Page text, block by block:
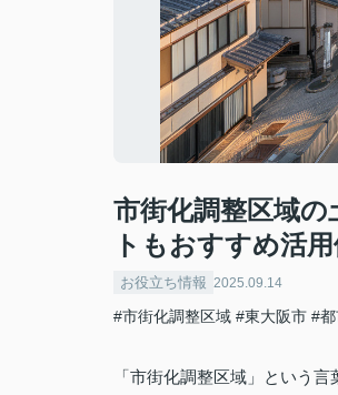
市街化調整区域
トもおすすめ活
お役立ち情報 2025.09.14
#市街化調整区域 #東大阪市 #
「市街化調整区域」という